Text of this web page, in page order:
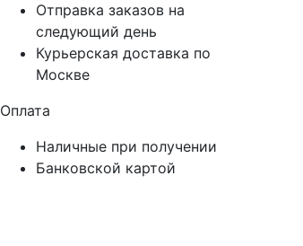
Отправка заказов на
следующий день
Курьерская доставка по
Москве
Оплата
Наличные при получении
Банковской картой